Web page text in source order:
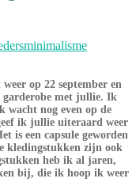
op 22 september en
met jullie. Ik
wacht nog even op de
ik jullie uiteraard weer
is een capsule geworden
kledingstukken zijn ook
heb ik al jaren,
bij, die ik hoop ik weer